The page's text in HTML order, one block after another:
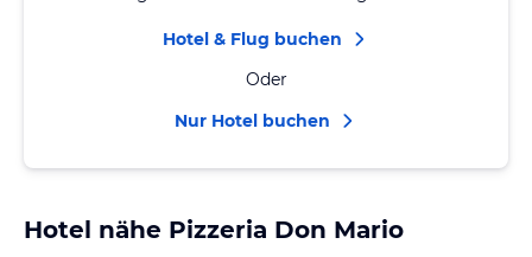
Hotel & Flug buchen
Oder
Nur Hotel buchen
Hotel nähe Pizzeria Don Mario